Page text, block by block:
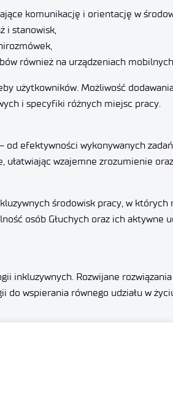
komunikację i orientację w
i stanowisk,
również na urządzeniach mobilnych.
użytkowników. Możliwość
i specyfiki różnych miejsc pracy.
efektywności wykonywanych
ułatwiając wzajemne zrozumienie
środowisk pracy, w których
osób Głuchych oraz ich aktywne
inkluzywnych. Rozwijane
wspierania równego udziału w